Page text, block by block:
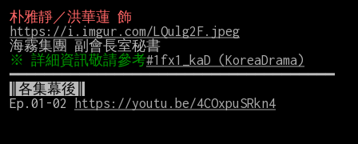
朴雅靜／洪華蓮 飾
https://i.imgur.com/LQulg2F.jpeg
※ 詳細資訊敬請參考#1fx1_kaD (KoreaDrama)
║各集幕後║
Ep.01-02
https://youtu.be/4COxpuSRkn4